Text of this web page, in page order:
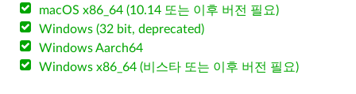
macOS x86_64 (10.14 또는 이후 버전 필요)
Windows (32 bit, deprecated)
Windows Aarch64
Windows x86_64 (비스타 또는 이후 버전 필요)